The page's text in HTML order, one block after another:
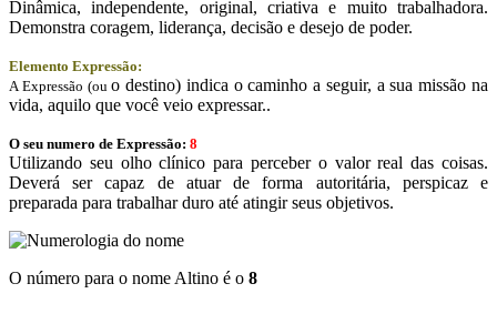
Dinâmica, independente, original, criativa e muito trabalhadora.
Demonstra coragem, liderança, decisão e desejo de poder.
Elemento Expressão:
A Expressão (ouo destino) indica o caminho a seguir, a sua missão na
vida, aquilo que você veio expressar..
O seu numero de Expressão: 8
Utilizando seu olho clínico para perceber o valor real das coisas.
Deverá ser capaz de atuar de forma autoritária, perspicaz e
preparada para trabalhar duro até atingir seus objetivos.
O número para o nome Altino é o 8